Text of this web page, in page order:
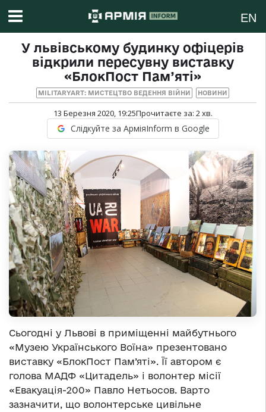
EN
У львівському будинку офіцерів
відкрили пересувну виставку
«БлокПост Пам’яті»
MILITARYART: МИСТЕЦТВО ВЕДЕННЯ ВІЙНИ НОВИНИ
13 Березня 2020, 19:25Прочитаєте за: 2хв.
Слідкуйте за АрміяInform в Google
Сьогодні у Львові в приміщенні майбутнього
«Музею Українського Воїна» презентовано
виставку «БлокПост Пам’яті». Її автором є
голова МАДФ «Цитадель» і волонтер місії
«Евакуація-200» Павло Нетьосов. Варто
зазначити, що волонтерське цивільне